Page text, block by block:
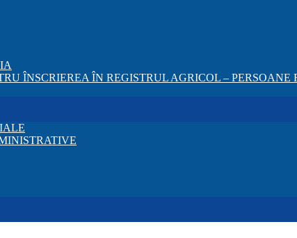
ÎNSCRIEREA ÎN REGISTRUL AGRICOL – PERSOANE